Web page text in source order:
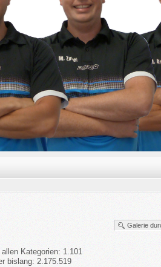
Kategorien: 1.101
bislang: 2.175.519